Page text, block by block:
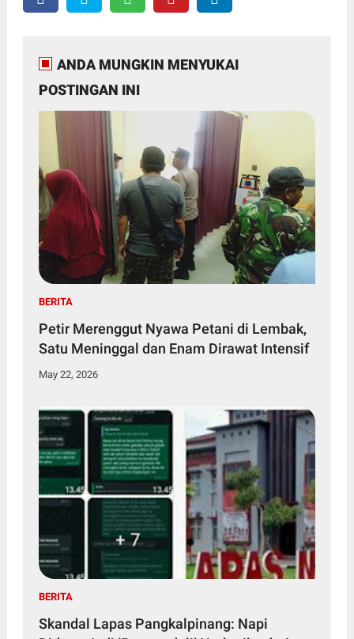
ANDA MUNGKIN MENYUKAI
POSTINGAN INI
BERITA
Petir Merenggut Nyawa Petani di Lembak,
Satu Meninggal dan Enam Dirawat Intensif
May 22, 2026
BERITA
Skandal Lapas Pangkalpinang: Napi